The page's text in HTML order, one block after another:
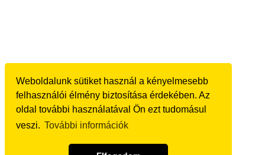
Weboldalunk sütiket használ a kényelmesebb
felhasználói élmény biztosítása érdekében. Az
oldal további használatával Ön ezt tudomásul
veszi. További információk